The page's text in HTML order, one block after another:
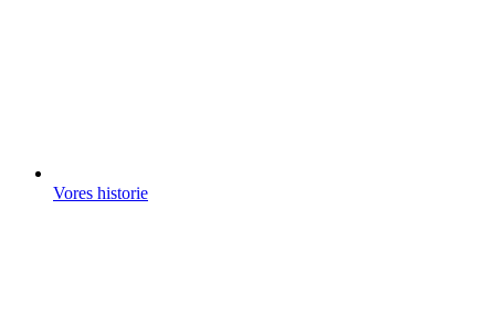
Vores historie